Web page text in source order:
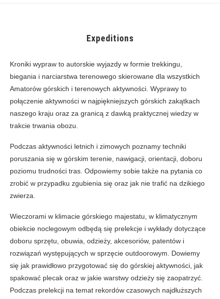
Expeditions
Kroniki wypraw to autorskie wyjazdy w formie trekkingu,
biegania i narciarstwa terenowego skierowane dla wszystkich
Amatorów górskich i terenowych aktywności. Wyprawy to
połączenie aktywności w najpiękniejszych górskich zakątkach
naszego kraju oraz za granicą z dawką praktycznej wiedzy w
trakcie trwania obozu.
Podczas aktywności letnich i zimowych poznamy techniki
poruszania się w górskim terenie, nawigacji, orientacji, doboru
poziomu trudności tras. Odpowiemy sobie także na pytania co
zrobić w przypadku zgubienia się oraz jak nie trafić na dzikiego
zwierza.
Wieczorami w klimacie górskiego majestatu, w klimatycznym
obiekcie noclegowym odbędą się prelekcje i wykłady dotyczące
doboru sprzętu, obuwia, odzieży, akcesoriów, patentów i
rozwiązań występujących w sprzęcie outdoorowym. Dowiemy
się jak prawidłowo przygotować się do górskiej aktywności, jak
spakować plecak oraz w jakie warstwy odzieży się zaopatrzyć.
Podczas prelekcji na temat rekordów czasowych najdłuższych